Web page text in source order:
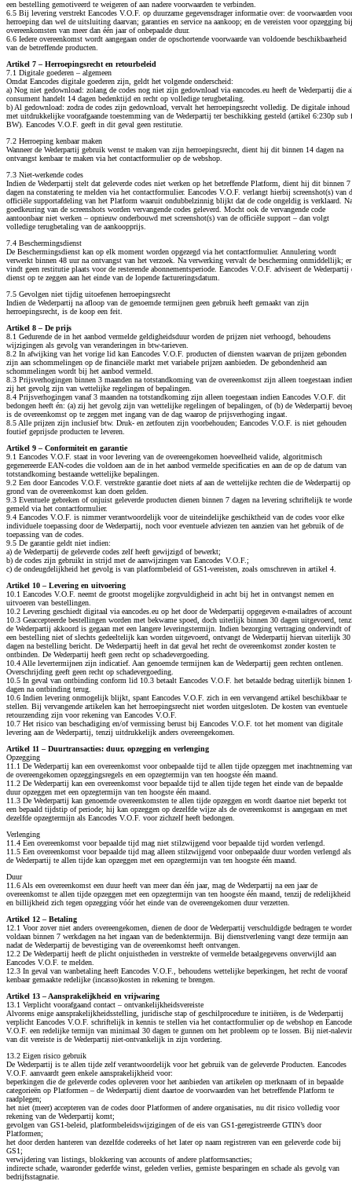
een bestelling gemotiveerd te weigeren of aan nadere voorwaarden te verbinden.
6.5 Bij levering verstrekt Eancodes V.O.F. op duurzame gegevensdrager informatie over: de voorwaarden voor
herroeping dan wel de uitsluiting daarvan; garanties en service na aankoop; en de vereisten voor opzegging bij
overeenkomsten van meer dan één jaar of onbepaalde duur.
6.6 Iedere overeenkomst wordt aangegaan onder de opschortende voorwaarde van voldoende beschikbaarheid
van de betreffende producten.
Artikel 7 – Herroepingsrecht en retourbeleid
7.1 Digitale goederen – algemeen
Omdat Eancodes digitale goederen zijn, geldt het volgende onderscheid:
a) Nog niet gedownload: zolang de codes nog niet zijn gedownload via eancodes.eu heeft de Wederpartij die
consument handelt 14 dagen bedenktijd en recht op volledige terugbetaling.
b) Al gedownload: zodra de codes zijn gedownload, vervalt het herroepingsrecht volledig. De digitale inhoud
met uitdrukkelijke voorafgaande toestemming van de Wederpartij ter beschikking gesteld (artikel 6:230p sub f
BW). Eancodes V.O.F. geeft in dit geval geen restitutie.
7.2 Herroeping kenbaar maken
Wanneer de Wederpartij gebruik wenst te maken van zijn herroepingsrecht, dient hij dit binnen 14 dagen na
ontvangst kenbaar te maken via het contactformulier op de webshop.
7.3 Niet-werkende codes
Indien de Wederpartij stelt dat geleverde codes niet werken op het betreffende Platform, dient hij dit binnen 7
dagen na constatering te melden via het contactformulier. Eancodes V.O.F. verlangt hierbij screenshot(s) van
officiële supportafdeling van het Platform waaruit ondubbelzinnig blijkt dat de code ongeldig is verklaard. Na
goedkeuring van de screenshots worden vervangende codes geleverd. Mocht ook de vervangende code
aantoonbaar niet werken – opnieuw onderbouwd met screenshot(s) van de officiële support – dan volgt
volledige terugbetaling van de aankoopprijs.
7.4 Beschermingsdienst
De Beschermingsdienst kan op elk moment worden opgezegd via het contactformulier. Annulering wordt
verwerkt binnen 48 uur na ontvangst van het verzoek. Na verwerking vervalt de bescherming onmiddellijk; er
vindt geen restitutie plaats voor de resterende abonnementsperiode. Eancodes V.O.F. adviseert de Wederpartij
dienst op te zeggen aan het einde van de lopende factureringsdatum.
7.5 Gevolgen niet tijdig uitoefenen herroepingsrecht
Indien de Wederpartij na afloop van de genoemde termijnen geen gebruik heeft gemaakt van zijn
herroepingsrecht, is de koop een feit.
Artikel 8 – De prijs
8.1 Gedurende de in het aanbod vermelde geldigheidsduur worden de prijzen niet verhoogd, behoudens
wijzigingen als gevolg van veranderingen in btw-tarieven.
8.2 In afwijking van het vorige lid kan Eancodes V.O.F. producten of diensten waarvan de prijzen gebonden
zijn aan schommelingen op de financiële markt met variabele prijzen aanbieden. De gebondenheid aan
schommelingen wordt bij het aanbod vermeld.
8.3 Prijsverhogingen binnen 3 maanden na totstandkoming van de overeenkomst zijn alleen toegestaan indien
zij het gevolg zijn van wettelijke regelingen of bepalingen.
8.4 Prijsverhogingen vanaf 3 maanden na totstandkoming zijn alleen toegestaan indien Eancodes V.O.F. dit
bedongen heeft én: (a) zij het gevolg zijn van wettelijke regelingen of bepalingen, of (b) de Wederpartij
is de overeenkomst op te zeggen met ingang van de dag waarop de prijsverhoging ingaat.
8.5 Alle prijzen zijn inclusief btw. Druk- en zetfouten zijn voorbehouden; Eancodes V.O.F. is niet gehouden
foutief geprijsde producten te leveren.
Artikel 9 – Conformiteit en garantie
9.1 Eancodes V.O.F. staat in voor levering van de overeengekomen hoeveelheid valide, algoritmisch
gegenereerde EAN-codes die voldoen aan de in het aanbod vermelde specificaties en aan de op de datum van
totstandkoming bestaande wettelijke bepalingen.
9.2 Een door Eancodes V.O.F. verstrekte garantie doet niets af aan de wettelijke rechten die de Wederpartij op
grond van de overeenkomst kan doen gelden.
9.3 Eventuele gebreken of onjuist geleverde producten dienen binnen 7 dagen na levering schriftelijk te
gemeld via het contactformulier.
9.4 Eancodes V.O.F. is nimmer verantwoordelijk voor de uiteindelijke geschiktheid van de codes voor elke
individuele toepassing door de Wederpartij, noch voor eventuele adviezen ten aanzien van het gebruik of de
toepassing van de codes.
9.5 De garantie geldt niet indien:
a) de Wederpartij de geleverde codes zelf heeft gewijzigd of bewerkt;
b) de codes zijn gebruikt in strijd met de aanwijzingen van Eancodes V.O.F.;
c) de ondeugdelijkheid het gevolg is van platformbeleid of GS1-vereisten, zoals omschreven in artikel 4.
Artikel 10 – Levering en uitvoering
10.1 Eancodes V.O.F. neemt de grootst mogelijke zorgvuldigheid in acht bij het in ontvangst nemen en
uitvoeren van bestellingen.
10.2 Levering geschiedt digitaal via eancodes.eu op het door de Wederpartij opgegeven e-mailadres of
10.3 Geaccepteerde bestellingen worden met bekwame spoed, doch uiterlijk binnen 30 dagen uitgevoerd,
de Wederpartij akkoord is gegaan met een langere leveringstermijn. Indien bezorging vertraging ondervindt of
een bestelling niet of slechts gedeeltelijk kan worden uitgevoerd, ontvangt de Wederpartij hiervan uiterlijk 30
dagen na bestelling bericht. De Wederpartij heeft in dat geval het recht de overeenkomst zonder kosten te
ontbinden. De Wederpartij heeft geen recht op schadevergoeding.
10.4 Alle levertermijnen zijn indicatief. Aan genoemde termijnen kan de Wederpartij geen rechten ontlenen.
Overschrijding geeft geen recht op schadevergoeding.
10.5 In geval van ontbinding conform lid 10.3 betaalt Eancodes V.O.F. het betaalde bedrag uiterlijk binnen
dagen na ontbinding terug.
10.6 Indien levering onmogelijk blijkt, spant Eancodes V.O.F. zich in een vervangend artikel beschikbaar te
stellen. Bij vervangende artikelen kan het herroepingsrecht niet worden uitgesloten. De kosten van eventuele
retourzending zijn voor rekening van Eancodes V.O.F.
10.7 Het risico van beschadiging en/of vermissing berust bij Eancodes V.O.F. tot het moment van digitale
levering aan de Wederpartij, tenzij uitdrukkelijk anders overeengekomen.
Artikel 11 – Duurtransacties: duur, opzegging en verlenging
Opzegging
11.1 De Wederpartij kan een overeenkomst voor onbepaalde tijd te allen tijde opzeggen met inachtneming van
de overeengekomen opzeggingsregels en een opzegtermijn van ten hoogste één maand.
11.2 De Wederpartij kan een overeenkomst voor bepaalde tijd te allen tijde tegen het einde van de bepaalde
duur opzeggen met een opzegtermijn van ten hoogste één maand.
11.3 De Wederpartij kan genoemde overeenkomsten te allen tijde opzeggen en wordt daartoe niet beperkt tot
een bepaald tijdstip of periode; hij kan opzeggen op dezelfde wijze als de overeenkomst is aangegaan en met
dezelfde opzegtermijn als Eancodes V.O.F. voor zichzelf heeft bedongen.
Verlenging
11.4 Een overeenkomst voor bepaalde tijd mag niet stilzwijgend voor bepaalde tijd worden verlengd.
11.5 Een overeenkomst voor bepaalde tijd mag alleen stilzwijgend voor onbepaalde duur worden verlengd als
de Wederpartij te allen tijde kan opzeggen met een opzegtermijn van ten hoogste één maand.
Duur
11.6 Als een overeenkomst een duur heeft van meer dan één jaar, mag de Wederpartij na een jaar de
overeenkomst te allen tijde opzeggen met een opzegtermijn van ten hoogste één maand, tenzij de redelijkheid
en billijkheid zich tegen opzegging vóór het einde van de overeengekomen duur verzetten.
Artikel 12 – Betaling
12.1 Voor zover niet anders overeengekomen, dienen de door de Wederpartij verschuldigde bedragen te
voldaan binnen 7 werkdagen na het ingaan van de bedenktermijn. Bij dienstverlening vangt deze termijn aan
nadat de Wederpartij de bevestiging van de overeenkomst heeft ontvangen.
12.2 De Wederpartij heeft de plicht onjuistheden in verstrekte of vermelde betaalgegevens onverwijld aan
Eancodes V.O.F. te melden.
12.3 In geval van wanbetaling heeft Eancodes V.O.F., behoudens wettelijke beperkingen, het recht de vooraf
kenbaar gemaakte redelijke (incasso)kosten in rekening te brengen.
Artikel 13 – Aansprakelijkheid en vrijwaring
13.1 Verplicht voorafgaand contact – ontvankelijkheidsvereiste
Alvorens enige aansprakelijkheidsstelling, juridische stap of geschilprocedure te initiëren, is de Wederpartij
verplicht Eancodes V.O.F. schriftelijk in kennis te stellen via het contactformulier op de webshop en
V.O.F. een redelijke termijn van minimaal 30 dagen te gunnen om het probleem op te lossen. Bij niet-
van dit vereiste is de Wederpartij niet-ontvankelijk in zijn vordering.
13.2 Eigen risico gebruik
De Wederpartij is te allen tijde zelf verantwoordelijk voor het gebruik van de geleverde Producten. Eancodes
V.O.F. aanvaardt geen enkele aansprakelijkheid voor:
beperkingen die de geleverde codes opleveren voor het aanbieden van artikelen op merknaam of in bepaalde
categorieën op Platformen – de Wederpartij dient daartoe de voorwaarden van het betreffende Platform te
raadplegen;
het niet (meer) accepteren van de codes door Platformen of andere organisaties, nu dit risico volledig voor
rekening van de Wederpartij komt;
gevolgen van GS1-beleid, platformbeleidswijzigingen of de eis van GS1-geregistreerde GTIN’s door
Platformen;
het door derden hanteren van dezelfde codereeks of het later op naam registreren van een geleverde code bij
GS1;
verwijdering van listings, blokkering van accounts of andere platformsancties;
indirecte schade, waaronder gederfde winst, geleden verlies, gemiste besparingen en schade als gevolg van
bedrijfsstagnatie.